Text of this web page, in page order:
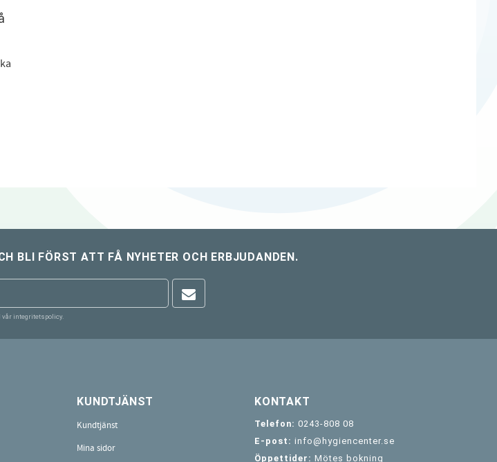
BLI FÖRST ATT FÅ NYHETER OCH ERBJUDANDEN.
vår integritetspolicy.
KUNDTJÄNST
Kundtjänst
Mina sidor
KONTAKT
Telefon: 0243-808 08
E-post: info@hygiencenter.se
Öppettider: Mötes bokning